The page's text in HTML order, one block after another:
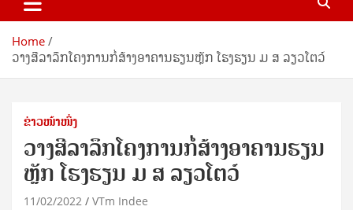
Home
ວາງສີລາລຶກໂຄງການກໍ່ສ້າງອາຄານຮຽນຫຼັກ ໂຮງຮຽນ ມ ສ ລຽວໂຕວ໌
ຂ່າວໜ້າໜຶ່ງ
ວາງສີລາລຶກໂຄງການກໍ່ສ້າງອາຄານຮຽນ
ຫຼັກ ໂຮງຮຽນ ມ ສ ລຽວໂຕວ໌
11/02/2022 VTm Indee